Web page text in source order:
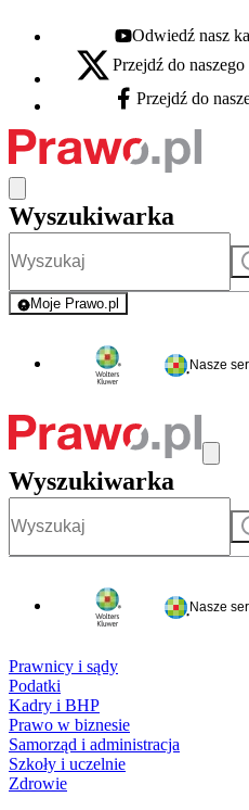
Youtube - otwiera się w
Odwiedź nasz
X - otwiera się w nowej karcie
Przejdź do
Facebook - otwiera się w
Przejdź do
Wyszukiwarka
Moje Prawo.pl
- rejestracja i logowanie do
Nasze
Wyszukiwarka
Nasze
Prawnicy i sądy
Podatki
Kadry i BHP
Prawo w biznesie
Samorząd i administracja
Szkoły i uczelnie
Zdrowie